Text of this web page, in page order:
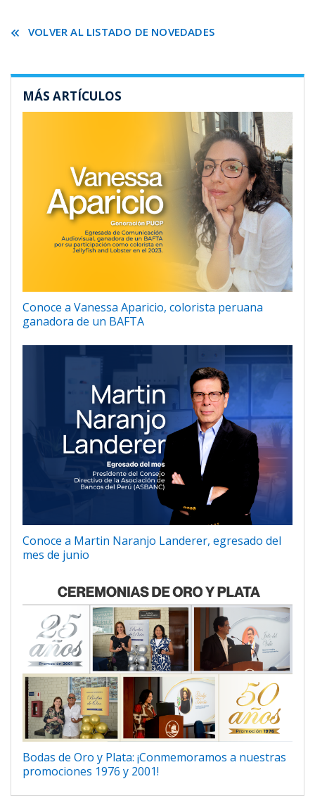
VOLVER AL LISTADO DE NOVEDADES
MÁS ARTÍCULOS
Conoce a Vanessa Aparicio, colorista peruana
ganadora de un BAFTA
Conoce a Martin Naranjo Landerer, egresado del
mes de junio
Bodas de Oro y Plata: ¡Conmemoramos a nuestras
promociones 1976 y 2001!